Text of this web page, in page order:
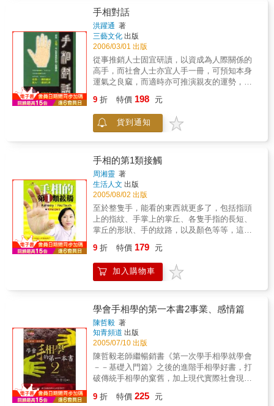
手相對話
洪躍通 著
三藝文化 出版
2006/03/01 出版
從事推銷人士固宜研讀，以資成為人際關係的
高手，而社會人士亦宜人手一冊，可預知本身
運氣之良窳，而適時亦可推演親友的運勢，成
以手相論述之，其效果最快速，因此，以論述
手相拓展人際關係，乃是一條值得運用的捷
徑！本書提供約500種“命運信息”研讀者可成為
9 折 特價 198 元
貨到通知
手相的第1類接觸
周湘靈 著
生活人文 出版
2005/08/02 出版
至於整隻手，能看的東西就更多了，包括指頭
上的指紋、手掌上的掌丘、各隻手指的長短、
掌丘的形狀、手的紋路，以及顏色等等，這些
說的林林總總，或許有讀者不禁要哀聲嘆氣：
這麼困難啊！其實，手相學一點也不困難，只
要掌握其中的基本原理，就能掌握命運現象。
喔！手相能幫助我們瞭解命運的訊息，只要我
們認識它、瞭解它，就可以找到改變命運的方
式和線索，讓你的人生成為光芒閃耀的鑽石。
9 折 特價 179 元
加入購物車
學會手相學的第一本書2事業、感情篇
陳哲毅 著
知青頻道 出版
2005/07/10 出版
陳哲毅老師繼暢銷書《第一次學手相學就學會
－－基礎入門篇》之後的進階手相學好書，打
破傳統手相學的窠舊，加上現代實際社會現況
的命理好書，精準解析出您的愛情與事業運
9 折 特價 225 元